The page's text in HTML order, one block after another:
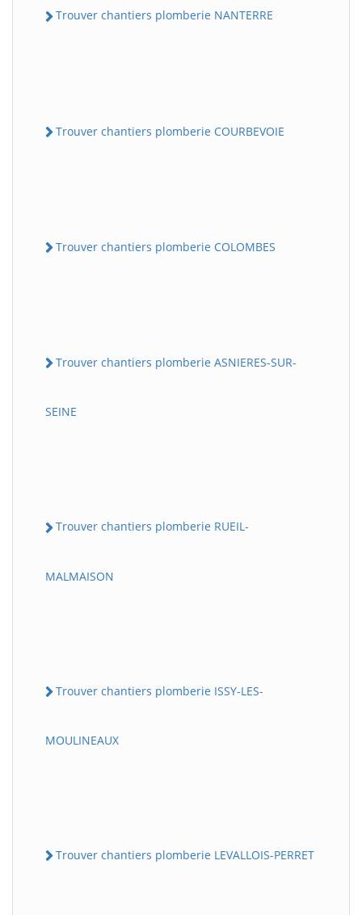
Trouver chantiers plomberie NANTERRE
Trouver chantiers plomberie COURBEVOIE
Trouver chantiers plomberie COLOMBES
Trouver chantiers plomberie ASNIERES-SUR-
SEINE
Trouver chantiers plomberie RUEIL-
MALMAISON
Trouver chantiers plomberie ISSY-LES-
MOULINEAUX
Trouver chantiers plomberie LEVALLOIS-PERRET